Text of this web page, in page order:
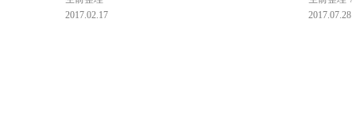
2017.02.17
2017.07.28